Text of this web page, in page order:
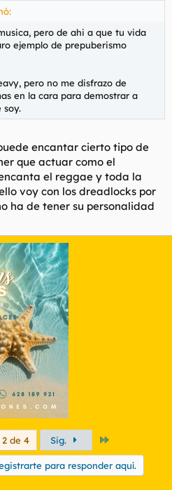
pero de ahi a que tu vida
ejemplo de prepuberismo
pero no me disfrazo de
en la cara para demostrar a
soy.
encantar cierto tipo de
que actuar como el
el reggae y toda la
voy con los dreadlocks por
ha de tener su personalidad
2 de 4 Sig.
para responder aquí.